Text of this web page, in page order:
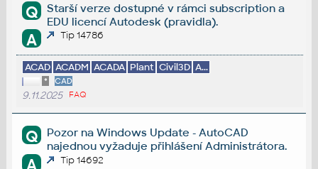
Q
Starší verze dostupné v rámci subscription a
EDU licencí Autodesk (pravidla).
A Tip 14786
ACAD ACADM ACADA Plant Civil3D A...
* CAD
9.11.2025 FAQ
Q
Pozor na Windows Update - AutoCAD
najednou vyžaduje přihlášení Administrátora.
A Tip 14692